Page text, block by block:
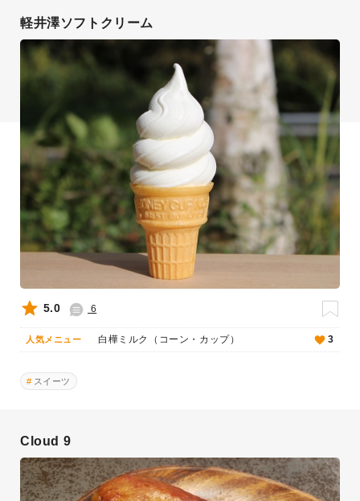
軽井澤ソフトクリーム
5.0 6
人気メニュー 白樺ミルク（コーン・カップ） 3
スイーツ
Cloud 9